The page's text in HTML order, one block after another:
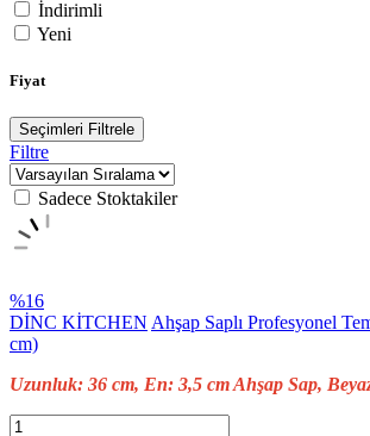
İndirimli
Yeni
Fiyat
Seçimleri Filtrele
Filtre
Sadece Stoktakiler
%16
DİNC KİTCHEN Ahşap Saplı Profesyonel
cm)
Uzunluk: 36 cm, En: 3,5 cm Ahşap Sap,